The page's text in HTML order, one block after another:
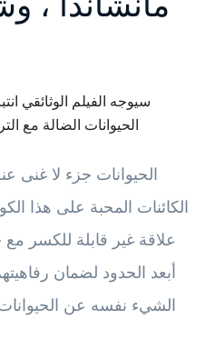
سيوجه الفيلم الوثائقي
الحيوانات الضالة مع
الحيوانات جزء لا غنى
الكائنات المحبة على هذا
علاقة غير قابلة للكسر مع
أبعد الحدود لضمان
الشيء نفسه عن الحيوانات